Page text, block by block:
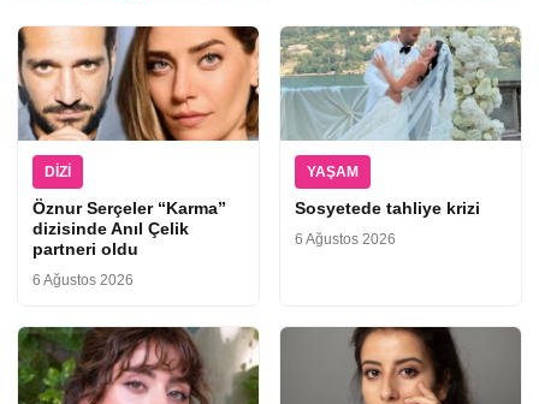
DIZI
Öznur Serçeler “Karma”
dizisinde Anıl Çelik
partneri oldu
6 Ağustos 2026
YAŞAM
Sosyetede tahliye krizi
6 Ağustos 2026